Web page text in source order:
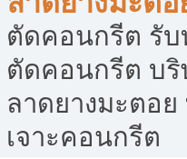
ตัดคอนกรีต รับ
ตัดคอนกรีต บริ
ลาดยางมะตอ
เจาะคอนกรีต